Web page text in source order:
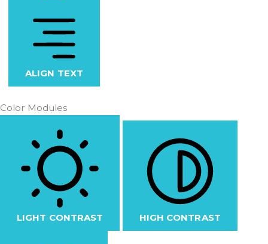
ALIGN TEXT
Color Modules
LIGHT CONTRAST HIGH CONTRAST